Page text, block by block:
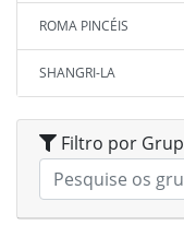
ROMA PINCÉIS
SHANGRI-LA
Filtro por